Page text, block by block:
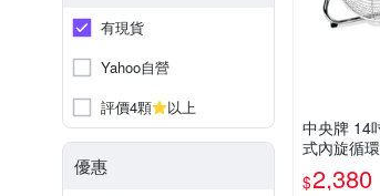
有現貨
Yahoo自營
評價4顆
以上
優惠
中央牌 14
式內旋循
(絢麗白)
$2,380